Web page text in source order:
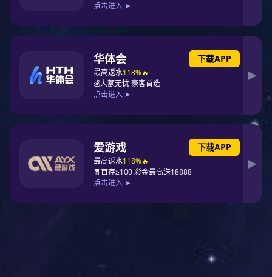
中国十大门窗PG东升国际